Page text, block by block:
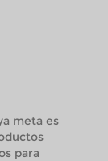
meta es
para